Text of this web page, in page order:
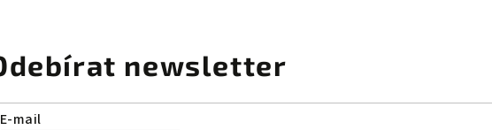
newsletter
E-mail